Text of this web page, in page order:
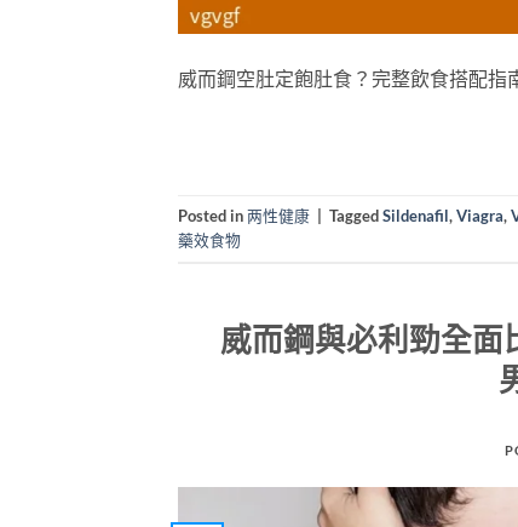
威而鋼空肚定飽肚食？完整飲食搭配
Posted in两性健康 TaggedSildenafil,Viagra,
藥效食物
威而鋼與必利勁全面